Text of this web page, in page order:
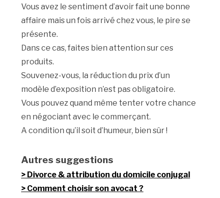
Vous avez le sentiment d’avoir fait une bonne
affaire mais un fois arrivé chez vous, le pire se
présente.
Dans ce cas, faites bien attention sur ces
produits.
Souvenez-vous, la réduction du prix d’un
modèle d’exposition n’est pas obligatoire.
Vous pouvez quand même tenter votre chance
en négociant avec le commerçant.
A condition qu’il soit d’humeur, bien sûr !
Autres suggestions
Divorce & attribution du domicile conjugal
Comment choisir son avocat ?